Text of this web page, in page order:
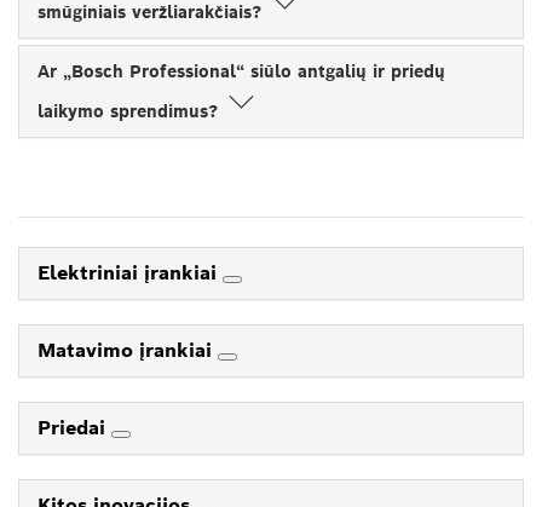
smūginiais veržliarakčiais?
Ar „Bosch Professional“ siūlo antgalių ir priedų
laikymo sprendimus?
Elektriniai įrankiai
Matavimo įrankiai
Priedai